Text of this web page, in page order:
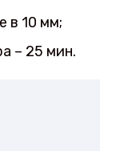
в 10 мм;
– 25 мин.